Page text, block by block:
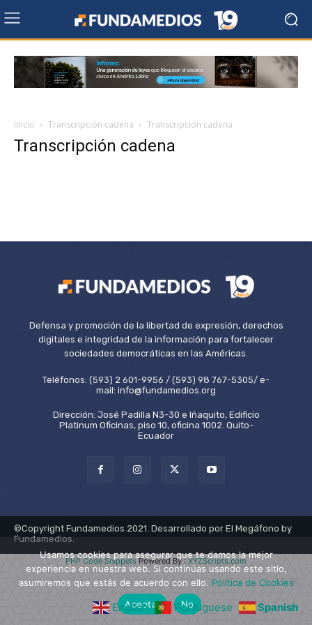
Inicio Transcripción cadena Transcripción cadena
Transcripción cadena
Defensa y promoción de la libertad de expresión, derechos
digitales e integridad de la información para fortalecer
sociedades democráticas en las Américas.
Teléfonos: (593) 2 601-9956 / (593) 98 767-5305/ e-
mail: info@fundamedios.org
Dirección: José Padilla N3-30 e Iñaquito, Edificio
Platinum Oficinas, piso 10, oficina 1002. Quito-
Ecuador
©Copyright Fundamedios 2021. Desarrollado por El Megáfono by
Fundamedios.
English Portuguese Spanish
PHP Code SnippetsPowered By :XYZScripts.com
Usamos cookies para asegurar que te damos la mejor
experiencia en nuestra web. Si continúas usando este sitio,
asumiremos que estás de acuerdo con ello. Política de Cookies
Aceptar
No